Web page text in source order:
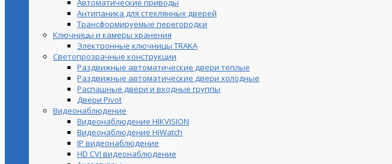
Антипаника для стеклянных дверей
Трансформируемые перегородки
Ключницы и камеры хранения
Электронные ключницы TRAKA
Светопрозрачные конструкции
Раздвижные автоматические двери теплые
Раздвижные автоматические двери холодные
Распашные двери и входные группы
Двери Pivot
Видеонаблюдение
Видеонаблюдение HIKVISION
Видеонаблюдение HiWatch
IP видеонаблюдение
HD CVI видеонаблюдение